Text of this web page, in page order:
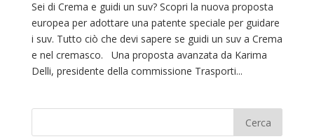
Sei di Crema e guidi un suv? Scopri la nuova proposta
europea per adottare una patente speciale per guidare
i suv. Tutto ciò che devi sapere se guidi un suv a Crema
e nel cremasco. Una proposta avanzata da Karima
Delli, presidente della commissione Trasporti...